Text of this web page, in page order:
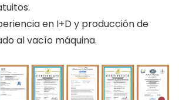
en I+D y producción de
al vacío máquina.